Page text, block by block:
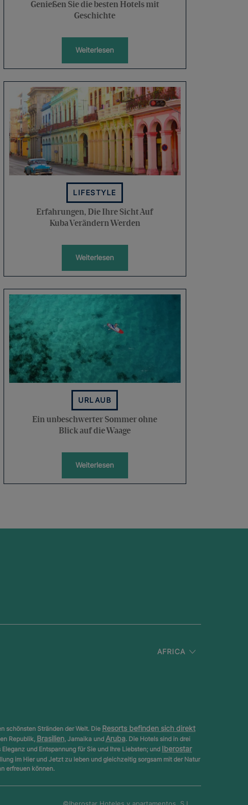
Genießen Sie die besten Hotels mit
Geschichte
Weiterlesen
LIFESTYLE
Erfahrungen, Die Ihre Sicht Auf
Kuba Verändern Werden
Weiterlesen
URLAUB
Ein unbeschwerter Sommer ohne
Blick auf die Waage
Weiterlesen
AFRICA
schönsten Stränden der Welt. Die Resorts befinden sich direkt
Republik, Brasilien, Jamaika und Aruba. Die Hotels sind in drei
und Entspannung für Sie und Ihre Liebsten; und Iberostar
im Hier und Jetzt zu leben und gleichzeitig sorgsam mit der Natur
erfreuen können.